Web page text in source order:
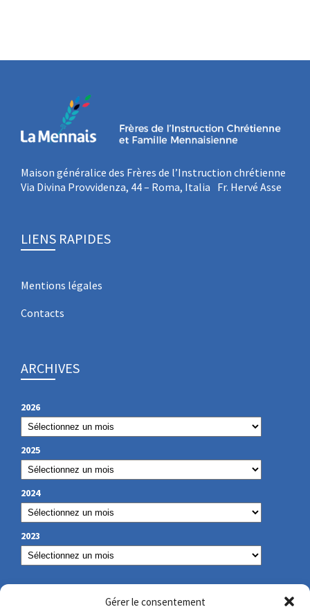
Gérer le consentement
Maison généralice des Frères de l’Instruction chrétienne
Via Divina Provvidenza, 44 – Roma, Italia Fr. Hervé Asse
LIENS RAPIDES
Mentions légales
Contacts
ARCHIVES
2026
2025
2024
2023
NOS COORDONNÉES